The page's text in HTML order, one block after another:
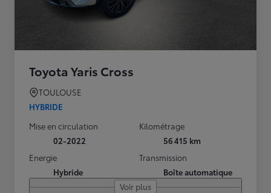
Toyota Yaris Cross
TOULOUSE
HYBRIDE
Mise en circulation
02-2022
Kilométrage
56 415 km
Energie
Hybride
Transmission
Boîte automatique
Voir plus